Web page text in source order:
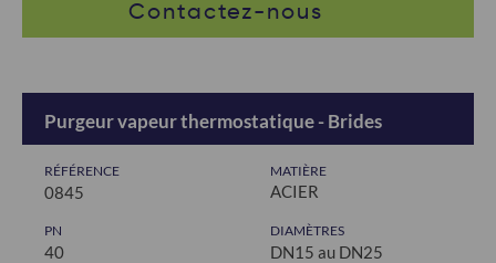
Contactez-nous
Purgeur vapeur thermostatique - Brides
RÉFÉRENCE
0845
MATIÈRE
ACIER
PN
40
DIAMÈTRES
DN15 au DN25